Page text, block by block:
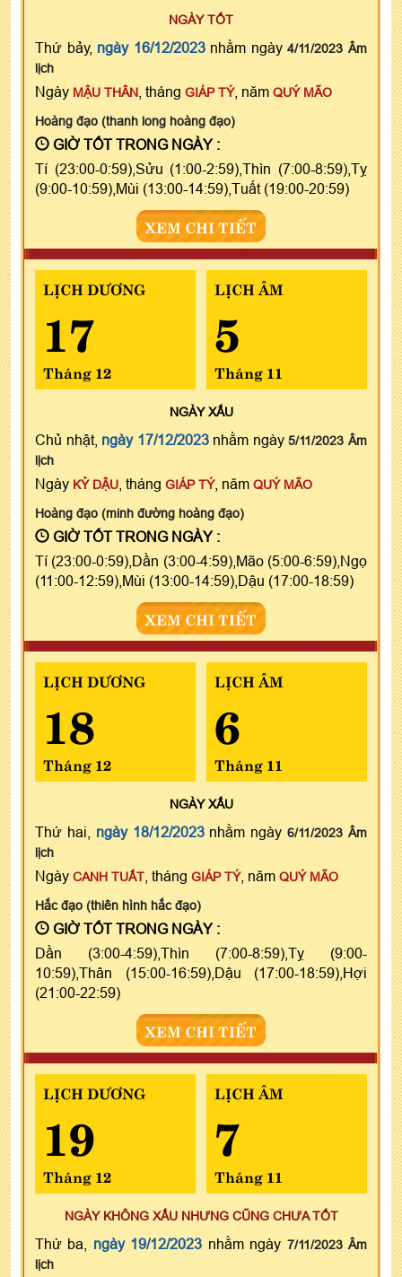
NGÀY TỐT
Thứ bảy, ngày 16/12/2023nhằm ngày4/11/2023 Âm
lịch
Ngày MẬU THÂN , tháng GIÁP TÝ, năm QUÝ MÃO
Hoàng đạo (thanh long hoàng đạo)
GIỜ TỐT TRONG NGÀY :
Tí (23:00-0:59),Sửu (1:00-2:59),Thìn (7:00-8:59),Tỵ
(9:00-10:59),Mùi (13:00-14:59),Tuất (19:00-20:59)
XEM CHI TIẾT
LỊCH DƯƠNG
17
Tháng 12
LỊCH ÂM
5
Tháng 11
NGÀYXẤU
Chủ nhật, ngày 17/12/2023nhằm ngày5/11/2023 Âm
lịch
Ngày KỶ DẬU , tháng GIÁP TÝ, năm QUÝ MÃO
Hoàng đạo (minh đường hoàng đạo)
GIỜ TỐT TRONG NGÀY :
Tí (23:00-0:59),Dần (3:00-4:59),Mão (5:00-6:59),Ngọ
(11:00-12:59),Mùi (13:00-14:59),Dậu (17:00-18:59)
XEM CHI TIẾT
LỊCH DƯƠNG
18
Tháng 12
LỊCH ÂM
6
Tháng 11
NGÀYXẤU
Thứ hai, ngày 18/12/2023nhằm ngày6/11/2023 Âm
lịch
Ngày CANH TUẤT , tháng GIÁP TÝ, năm QUÝ MÃO
Hắc đạo (thiên hình hắc đạo)
GIỜ TỐT TRONG NGÀY :
Dần (3:00-4:59),Thìn (7:00-8:59),Tỵ (9:00-
10:59),Thân (15:00-16:59),Dậu (17:00-18:59),Hợi
(21:00-22:59)
XEM CHI TIẾT
LỊCH DƯƠNG
19
Tháng 12
LỊCH ÂM
7
Tháng 11
NGÀY KHÔNG XẤU NHƯNG CŨNG CHƯA TỐT
Thứ ba, ngày 19/12/2023 nhằm ngày 7/11/2023 Âm
lịch